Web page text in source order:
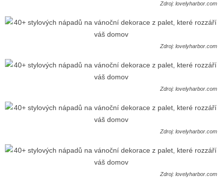
Zdroj: lovelyharbor.com
Zdroj: lovelyharbor.com
Zdroj: lovelyharbor.com
Zdroj: lovelyharbor.com
Zdroj: lovelyharbor.com